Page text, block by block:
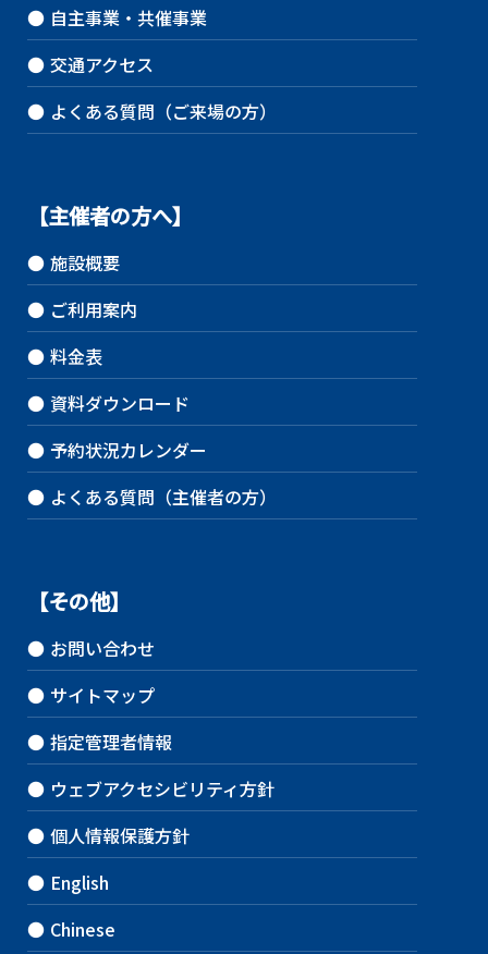
● 自主事業・共催事業
● 交通アクセス
● よくある質問（ご来場の方）
【主催者の方へ】
● 施設概要
● ご利用案内
● 料金表
● 資料ダウンロード
● 予約状況カレンダー
● よくある質問（主催者の方）
【その他】
● お問い合わせ
● サイトマップ
● 指定管理者情報
● ウェブアクセシビリティ方針
● 個人情報保護方針
● English
● Chinese